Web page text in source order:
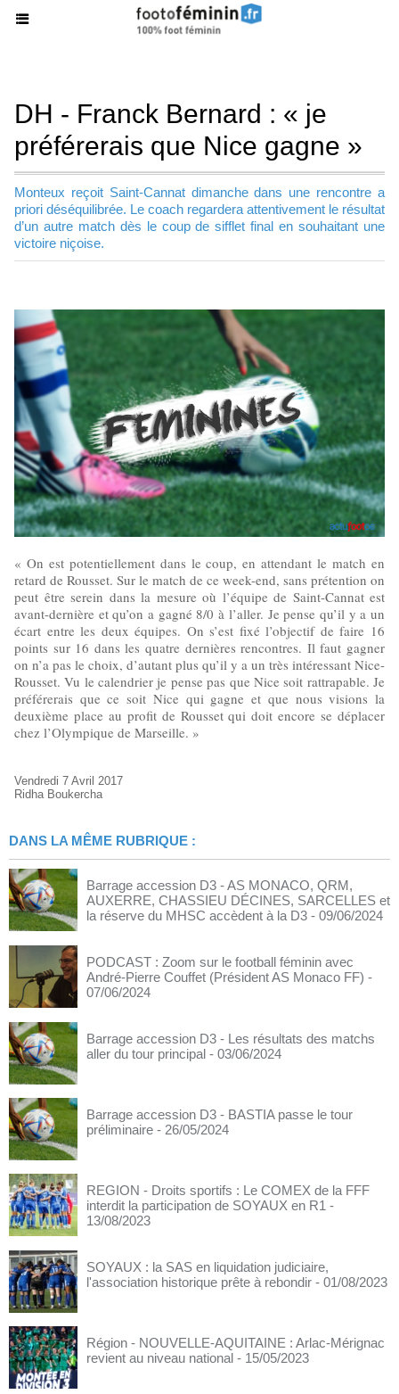
DH - Franck Bernard : « je
préférerais que Nice gagne »
Monteux reçoit Saint-Cannat dimanche dans une rencontre a
priori déséquilibrée. Le coach regardera attentivement le résultat
d’un autre match dès le coup de sifflet final en souhaitant une
victoire niçoise.
« On est potentiellement dans le coup, en attendant le match en
retard de Rousset. Sur le match de ce week-end, sans prétention on
peut être serein dans la mesure où l’équipe de Saint-Cannat est
avant-dernière et qu’on a gagné 8/0 à l’aller. Je pense qu’il y a un
écart entre les deux équipes. On s’est fixé l’objectif de faire 16
points sur 16 dans les quatre dernières rencontres. Il faut gagner
on n’a pas le choix, d’autant plus qu’il y a un très intéressant Nice-
Rousset. Vu le calendrier je pense pas que Nice soit rattrapable. Je
préférerais que ce soit Nice qui gagne et que nous visions la
deuxième place au profit de Rousset qui doit encore se déplacer
chez l’Olympique de Marseille. »
Vendredi 7 Avril 2017
Ridha Boukercha
DANS LA MÊME RUBRIQUE :
Barrage accession D3 - AS MONACO, QRM,
AUXERRE, CHASSIEU DÉCINES, SARCELLES et
la réserve du MHSC accèdent à la D3 - 09/06/2024
PODCAST : Zoom sur le football féminin avec
André-Pierre Couffet (Président AS Monaco FF) -
07/06/2024
Barrage accession D3 - Les résultats des matchs
aller du tour principal - 03/06/2024
Barrage accession D3 - BASTIA passe le tour
préliminaire - 26/05/2024
REGION - Droits sportifs : Le COMEX de la FFF
interdit la participation de SOYAUX en R1 -
13/08/2023
SOYAUX : la SAS en liquidation judiciaire,
l'association historique prête à rebondir - 01/08/2023
Région - NOUVELLE-AQUITAINE : Arlac-Mérignac
revient au niveau national - 15/05/2023